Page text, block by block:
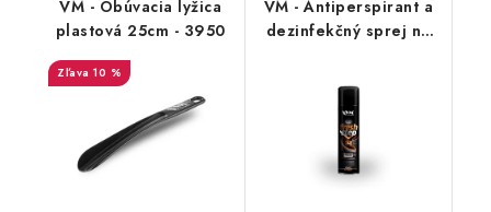
VM - Obúvacia lyžica
plastová 25cm - 3950
10 %
VM - Antiperspirant a
dezinfekčný sprej na